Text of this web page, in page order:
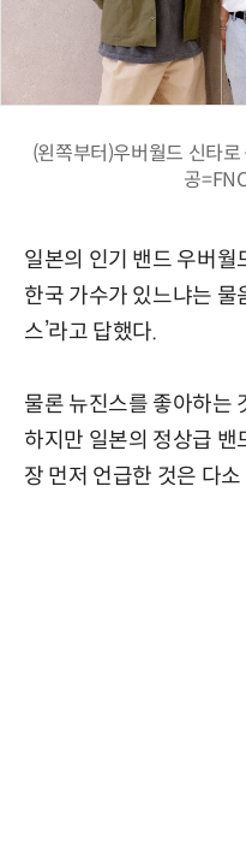
(왼쪽부터)우버월드 신타
공
일본의 인기 밴드 우버
한국 가수가 있느냐는 물
스’라고 답했다.
물론 뉴진스를 좋아하는
하지만 일본의 정상급 밴
장 먼저 언급한 것은 다